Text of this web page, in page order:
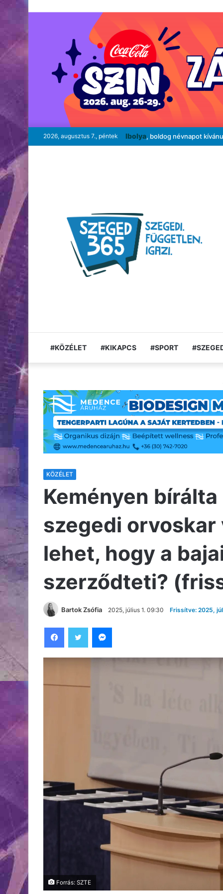
2026, augusztus 7., péntek Ibolya, boldog névnapot
#KÖZÉLET #KIKAPCS #SPORT
KÖZÉLET
Keményen
szegedi orvoskar
lehet, hogy a
szerződteti?
Bartok Zsófia 2025, július 1. 09:30 Frissítve: 2025,
Forrás: SZTE